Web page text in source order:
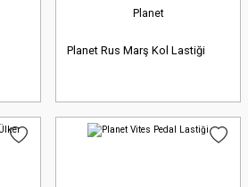
Planet
Planet Rus Marş Kol Lastiği